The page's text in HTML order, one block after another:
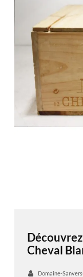
Découvrez
Cheval
Domaine-